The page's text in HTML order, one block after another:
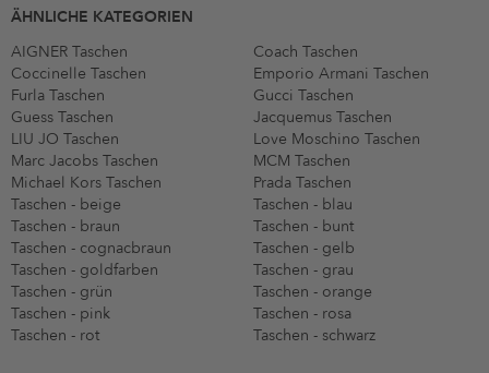
ÄHNLICHE KATEGORIEN
AIGNER Taschen
Coach Taschen
Coccinelle Taschen
Emporio Armani Taschen
Furla Taschen
Gucci Taschen
Guess Taschen
Jacquemus Taschen
LIU JO Taschen
Love Moschino Taschen
Marc Jacobs Taschen
MCM Taschen
Michael Kors Taschen
Prada Taschen
Taschen - beige
Taschen - blau
Taschen - braun
Taschen - bunt
Taschen - cognacbraun
Taschen - gelb
Taschen - goldfarben
Taschen - grau
Taschen - grün
Taschen - orange
Taschen - pink
Taschen - rosa
Taschen - rot
Taschen - schwarz